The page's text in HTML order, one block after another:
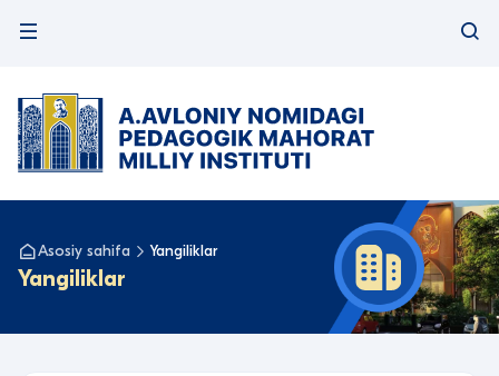
Asosiy sahifa Yangiliklar
Yangiliklar